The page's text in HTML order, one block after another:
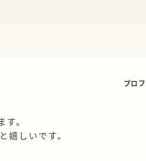
す。
嬉しいです。
プロ